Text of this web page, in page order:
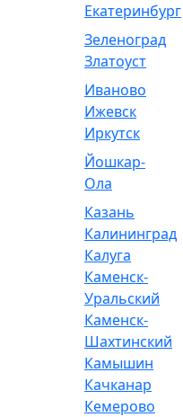
Екатеринбург
Зеленоград
Златоуст
Иваново
Ижевск
Иркутск
Йошкар-
Ола
Казань
Калининград
Калуга
Каменск-
Уральский
Каменск-
Шахтинский
Камышин
Качканар
Кемерово